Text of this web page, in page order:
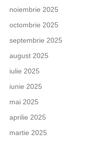
noiembrie 2025
octombrie 2025
septembrie 2025
august 2025
iulie 2025
iunie 2025
mai 2025
aprilie 2025
martie 2025